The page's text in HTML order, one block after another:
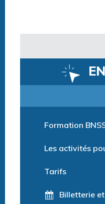
Parcours
Les activités